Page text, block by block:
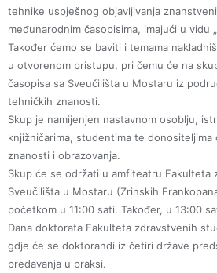
tehnike uspješnog objavljivanja
međunarodnim časopisima, imajući u vidu
Također ćemo se baviti i temama
u otvorenom pristupu, pri čemu će na
časopisa sa Sveučilišta u Mostaru iz
tehničkih znanosti.
Skup je namijenjen nastavnom osoblju,
knjižničarima, studentima te donositeljima
znanosti i obrazovanja.
Skup će se održati u amfiteatru Fakulteta
Sveučilišta u Mostaru (Zrinskih
početkom u 11:00 sati. Također, u 13:00
Dana doktorata Fakulteta zdravstvenih
gdje će se doktorandi iz četiri države
predavanja u praksi.